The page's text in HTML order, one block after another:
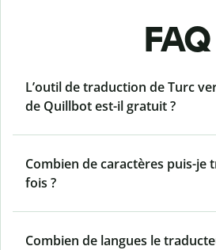
FAQ
L’outil de traduction de Turc
de Quillbot est-il gratuit ?
Combien de caractères puis-je
fois ?
Combien de langues le